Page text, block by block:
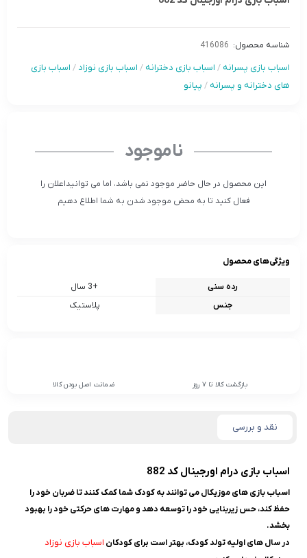
شناسه محصول: 416086
اسباب بازی پسرانه / اسباب بازی دخترانه / اسباب بازی نوزاد / اسباب بازی
های دخترانه و پسرانه / پیانو
ناموجود
این محصول در حال حاضر موجود نمی باشد، اما می توانیداعلان را
فعال کنید تا به محض موجود شدن به شما اطلاع دهیم
ویژگی‌های محصول
رده سنی
+3 سال
جنس
پلاستیک
بازگشت کالا تا 7 روز ضمانت اصل بودن کالا
نقد و بررسی
اسباب بازی درام اورجینال کد 882
اسباب ‌بازی‌ های موزیکال می ‌توانند به کودک شما کمک کنند تا ضربان خود را
حفظ کند، حس زیربنایی خود را توسعه دهد و مهارت‌ های حرکتی خود را بهبود
بخشد.
در سال های اولیه تولد کودک، بهتر است برای کودکان اسباب بازی نوزاد